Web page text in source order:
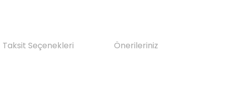
Taksit Seçenekleri Önerileriniz